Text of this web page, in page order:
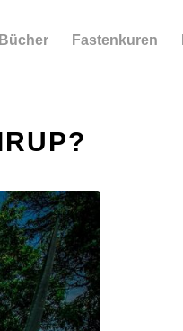
Bücher Fastenkuren